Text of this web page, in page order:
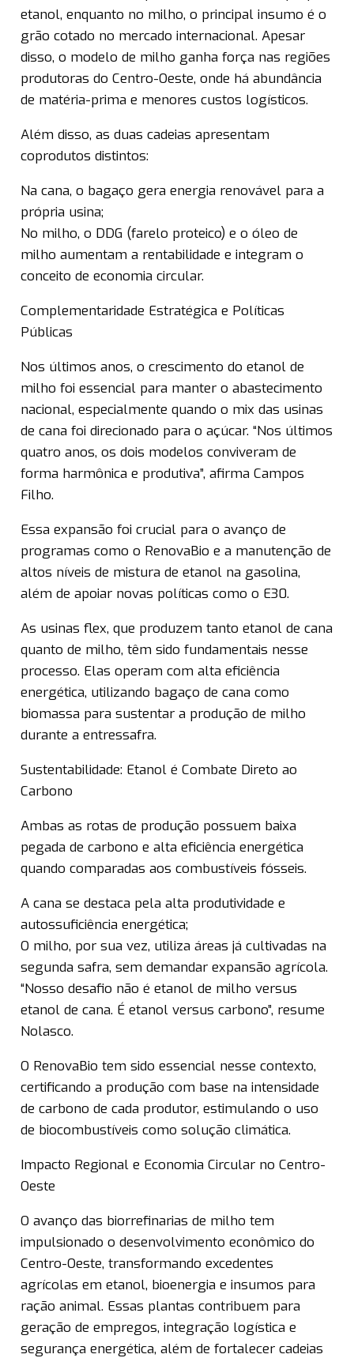
etanol, enquanto no milho, o principal insumo é o
grão cotado no mercado internacional. Apesar
disso, o modelo de milho ganha força nas regiões
produtoras do Centro-Oeste, onde há abundância
de matéria-prima e menores custos logísticos.
Além disso, as duas cadeias apresentam
coprodutos distintos:
Na cana, o bagaço gera energia renovável para a
própria usina;
No milho, o DDG (farelo proteico) e o óleo de
milho aumentam a rentabilidade e integram o
conceito de economia circular.
Complementaridade Estratégica e Políticas
Públicas
Nos últimos anos, o crescimento do etanol de
milho foi essencial para manter o abastecimento
nacional, especialmente quando o mix das usinas
de cana foi direcionado para o açúcar. “Nos últimos
quatro anos, os dois modelos conviveram de
forma harmônica e produtiva”, afirma Campos
Filho.
Essa expansão foi crucial para o avanço de
programas como o RenovaBio e a manutenção de
altos níveis de mistura de etanol na gasolina,
além de apoiar novas políticas como o E30.
As usinas flex, que produzem tanto etanol de cana
quanto de milho, têm sido fundamentais nesse
processo. Elas operam com alta eficiência
energética, utilizando bagaço de cana como
biomassa para sustentar a produção de milho
durante a entressafra.
Sustentabilidade: Etanol é Combate Direto ao
Carbono
Ambas as rotas de produção possuem baixa
pegada de carbono e alta eficiência energética
quando comparadas aos combustíveis fósseis.
A cana se destaca pela alta produtividade e
autossuficiência energética;
O milho, por sua vez, utiliza áreas já cultivadas na
segunda safra, sem demandar expansão agrícola.
“Nosso desafio não é etanol de milho versus
etanol de cana. É etanol versus carbono”, resume
Nolasco.
O RenovaBio tem sido essencial nesse contexto,
certificando a produção com base na intensidade
de carbono de cada produtor, estimulando o uso
de biocombustíveis como solução climática.
Impacto Regional e Economia Circular no Centro-
Oeste
O avanço das biorrefinarias de milho tem
impulsionado o desenvolvimento econômico do
Centro-Oeste, transformando excedentes
agrícolas em etanol, bioenergia e insumos para
ração animal. Essas plantas contribuem para
geração de empregos, integração logística e
segurança energética, além de fortalecer cadeias